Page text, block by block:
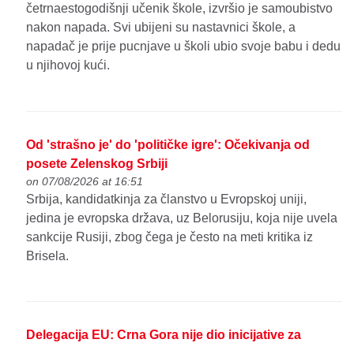
četrnaestogodišnji učenik škole, izvršio je samoubistvo
nakon napada. Svi ubijeni su nastavnici škole, a
napadač je prije pucnjave u školi ubio svoje babu i dedu
u njihovoj kući.
Od 'strašno je' do 'političke igre': Očekivanja od
posete Zelenskog Srbiji
on 07/08/2026 at 16:51
Srbija, kandidatkinja za članstvo u Evropskoj uniji,
jedina je evropska država, uz Belorusiju, koja nije uvela
sankcije Rusiji, zbog čega je često na meti kritika iz
Brisela.
Delegacija EU: Crna Gora nije dio inicijative za